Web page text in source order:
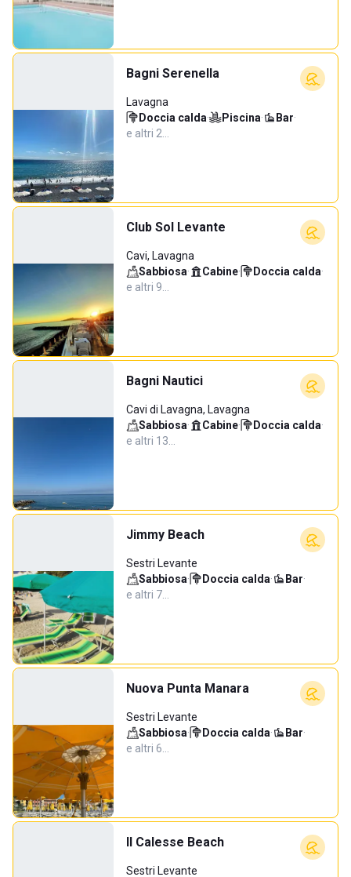
Bagni Serenella
Lavagna
Doccia calda· Piscina· Bar·
e altri 2…
Club Sol Levante
Cavi, Lavagna
Sabbiosa· Cabine· Doccia calda·
e altri 9…
Bagni Nautici
Cavi di Lavagna, Lavagna
Sabbiosa· Cabine· Doccia calda·
e altri 13…
Jimmy Beach
Sestri Levante
Sabbiosa· Doccia calda· Bar·
e altri 7…
Nuova Punta Manara
Sestri Levante
Sabbiosa· Doccia calda· Bar·
e altri 6…
Il Calesse Beach
Sestri Levante